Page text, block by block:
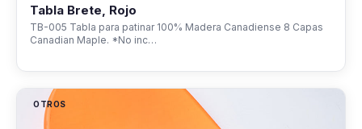
Tabla Brete, Rojo
TB-005 Tabla para patinar 100% Madera Canadiense 8 Capas
Canadian Maple. *No inc…
OTROS